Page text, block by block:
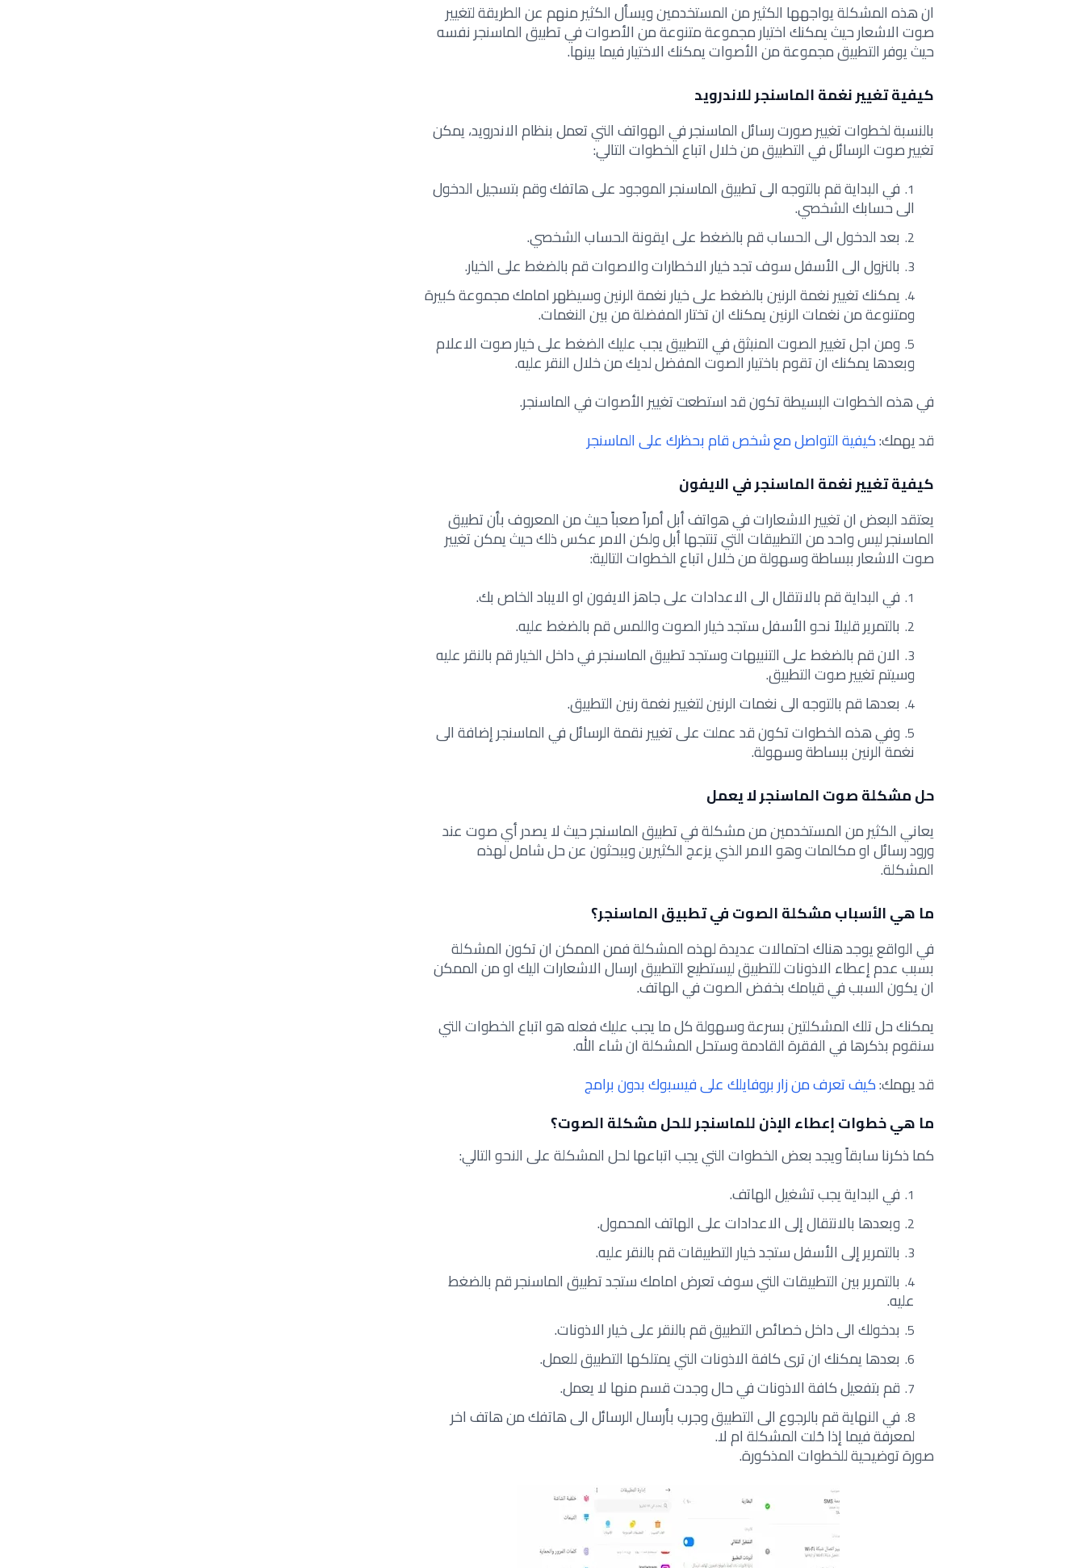
ان هذه المشكلة يواجهها الكثير من المستخدمين ويسأل الكثير منهم عن الطريقة لتغيير
صوت الاشعار حيث يمكنك اختيار مجموعة متنوعة من الأصوات في تطبيق الماسنجر نفسه
حيث يوفر التطبيق مجموعة من الأصوات يمكنك الاختيار فيما بينها.
كيفية تغيير نغمة الماسنجر للاندرويد
بالنسبة لخطوات تغيير صورت رسائل الماسنجر في الهواتف التي تعمل بنظام الاندرويد،يمكن
تغيير صوت الرسائل في التطبيق من خلال اتباع الخطوات التالي:
في البداية قم بالتوجه الى تطبيق الماسنجر الموجود على هاتفك وقم بتسجيل الدخول
الى حسابك الشخصي.
بعد الدخول الى الحساب قم بالضغط على ايقونة الحساب الشخصي.
بالنزول الى الأسفل سوف تجد خيار الاخطارات والاصوات قم بالضغط على الخيار.
يمكنك تغيير نغمة الرنين بالضغط على خيار نغمة الرنين وسيظهر امامك مجموعة كبيرة
ومتنوعة من نغمات الرنين يمكنك ان تختار المفضلة من بين النغمات.
ومن اجل تغيير الصوت المنبثق في التطبيق يجب عليك الضغط على خيار صوت الاعلام
وبعدها يمكنك ان تقوم باختيار الصوت المفضل لديك من خلال النقر عليه.
في هذه الخطوات البسيطة تكون قد استطعت تغيير الأصوات في الماسنجر.
قد يهمك:كيفية التواصل مع شخص قام بحظرك على الماسنجر
كيفية تغيير نغمة الماسنجر في الايفون
يعتقد البعض ان تغيير الاشعارات في هواتف أبل أمراً صعباً حيث من المعروف بأن تطبيق
الماسنجر ليس واحد من التطبيقات التي تنتجها أبل ولكن الامر عكس ذلك حيث يمكن تغيير
صوت الاشعار ببساطة وسهولة من خلال اتباع الخطوات التالية:
في البداية قم بالانتقال الى الاعدادات على جاهز الايفون او الايباد الخاص بك.
بالتمرير قليلاً نحو الأسفل ستجد خيار الصوت واللمس قم بالضغط عليه.
الان قم بالضغط على التنبيهات وستجد تطبيق الماسنجر في داخل الخيار قم بالنقر عليه
وسيتم تغيير صوت التطبيق.
بعدها قم بالتوجه الى نغمات الرنين لتغيير نغمة رنين التطبيق.
وفي هذه الخطوات تكون قد عملت على تغيير نقمة الرسائل في الماسنجر إضافة الى
نغمة الرنين ببساطة وسهولة.
حل مشكلة صوت الماسنجر لا يعمل
يعاني الكثير من المستخدمين من مشكلة في تطبيق الماسنجر حيث لا يصدر أي صوت عند
ورود رسائل او مكالمات وهو الامر الذي يزعج الكثيرين ويبحثون عن حل شامل لهذه
المشكلة.
ما هي الأسباب مشكلة الصوت في تطبيق الماسنجر؟
في الواقع يوجد هناك احتمالات عديدة لهذه المشكلة فمن الممكن ان تكون المشكلة
بسبب عدم إعطاء الاذونات للتطبيق ليستطيع التطبيق ارسال الاشعارات اليك او من الممكن
ان يكون السبب في قيامك بخفض الصوت في الهاتف.
يمكنك حل تلك المشكلتين بسرعة وسهولة كل ما يجب عليك فعله هو اتباع الخطوات التي
سنقوم بذكرها في الفقرة القادمة وستحل المشكلة ان شاء الله.
قد يهمك:كيف تعرف من زار بروفايلك على فيسبوك بدون برامج
ما هي خطوات إعطاء الإذن للماسنجر للحل مشكلة الصوت؟
كما ذكرنا سابقاً ويجد بعض الخطوات التي يجب اتباعها لحل المشكلة على النحو التالي:
في البداية يجب تشغيل الهاتف.
وبعدها بالانتقال إلى الاعدادات على الهاتف المحمول.
بالتمرير إلى الأسفل ستجد خيار التطبيقات قم بالنقر عليه.
بالتمرير بين التطبيقات التي سوف تعرض امامك ستجد تطبيق الماسنجر قم بالضغط
عليه.
بدخولك الى داخل خصائص التطبيق قم بالنقر على خيار الاذونات.
بعدها يمكنك ان ترى كافة الاذونات التي يمتلكها التطبيق للعمل.
قم بتفعيل كافة الاذونات في حال وجدت قسم منها لا يعمل.
في النهاية قم بالرجوع الى التطبيق وجرب بأرسال الرسائل الى هاتفك من هاتف اخر
لمعرفة فيما إذا حُلت المشكلة ام لا.
صورة توضيحية للخطوات المذكورة.